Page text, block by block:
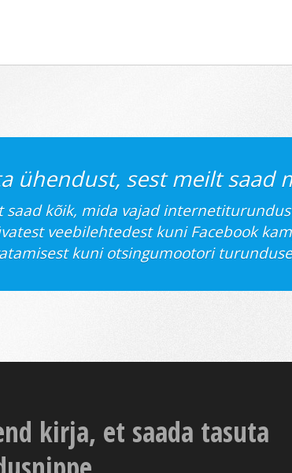
ühendust, sest meilt saad
saad kõik, mida vajad
veebilehtedest kuni Facebook
kuni otsingumootori
kirja, et saada tasuta